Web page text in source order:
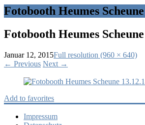
Fotobooth Heumes
Fotobooth Heumes
Januar 12, 2015Full resolution (960 × 640)
← Previous Next →
Add to favorites
Impressum